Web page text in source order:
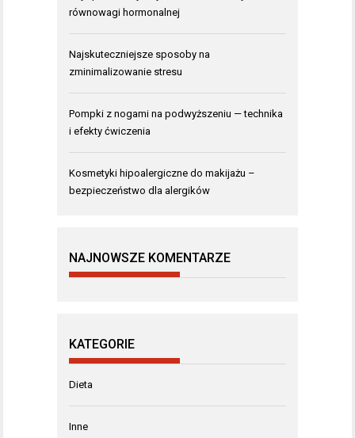
równowagi hormonalnej
Najskuteczniejsze sposoby na
zminimalizowanie stresu
Pompki z nogami na podwyższeniu — technika
i efekty ćwiczenia
Kosmetyki hipoalergiczne do makijażu –
bezpieczeństwo dla alergików
NAJNOWSZE KOMENTARZE
KATEGORIE
Dieta
Inne